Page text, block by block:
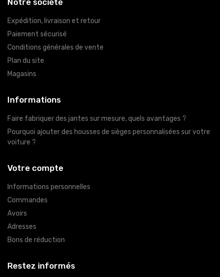
Expédition, livraison et retour
Paiement sécurisé
Conditions générales de vente
Plan du site
Magasins
Informations
Faire fabriquer des jantes sur mesure, quels avantages ?
Pourquoi ajouter des housses de sièges personnalisées sur votre
voiture ?
Votre compte
Informations personnelles
Commandes
Avoirs
Adresses
Bons de réduction
Restez informés